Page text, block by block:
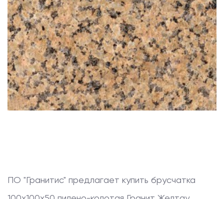
ПО "Гранитис" предлагает купить брусчатка